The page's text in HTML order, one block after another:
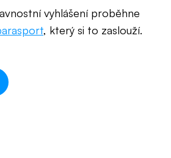
vyhlášení proběhne
, který si to zaslouží.